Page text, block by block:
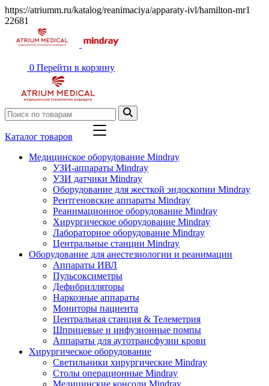
https://atriumm.ru/katalog/reanimaciya/apparaty-ivl/hamilton-mr1
22681
0 Перейти в корзину
Каталог товаров
Медицинское оборудование Mindray
УЗИ-аппараты Mindray
УЗИ датчики Mindray
Оборудование для жесткой эндоскопии Mindray
Рентгеновские аппараты Mindray
Реанимационное оборудование Mindray
Хирургическое оборудование Mindray
Лабораторное оборудование Mindray
Центральные станции Mindray
Оборудование для анестезиологии и реанимации
Аппараты ИВЛ
Пульсоксиметры
Дефибрилляторы
Наркозные аппараты
Мониторы пациента
Центральная станция & Телеметрия
Шприцевые и инфузионные помпы
Аппараты для аутотрансфузии крови
Хирургическое оборудование
Светильники хирургические Mindray
Столы операционные Mindray
Медицинские консоли Mindray